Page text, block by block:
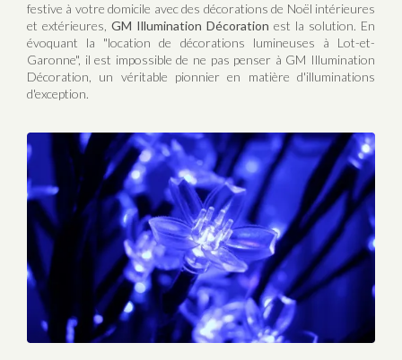
festive à votre domicile avec des décorations de Noël intérieures
et extérieures, GM Illumination Décoration est la solution. En
évoquant la "location de décorations lumineuses à Lot-et-
Garonne", il est impossible de ne pas penser à GM Illumination
Décoration, un véritable pionnier en matière d'illuminations
d'exception.